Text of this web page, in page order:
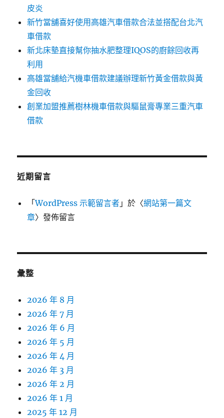
皮炎
新竹當舖喜好使用高雄汽車借款合法並搭配台北汽
車借款
新北床墊直接幫你抽水肥整理IQOS的廚餘回收再
利用
高雄當舖給汽機車借款建議辦理新竹黃金借款與黃
金回收
創業加盟推薦樹林機車借款與驅鼠膏專業三重汽車
借款
近期留言
「WordPress 示範留言者 」於〈網站第一篇文
章〉發佈留言
彙整
2026 年 8 月
2026 年 7 月
2026 年 6 月
2026 年 5 月
2026 年 4 月
2026 年 3 月
2026 年 2 月
2026 年 1 月
2025 年 12 月